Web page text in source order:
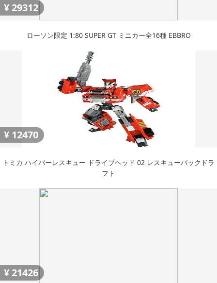
¥ 29312
ローソン限定 1:80 SUPER GT ミニカー全16種 EBBRO
¥ 12470
トミカ ハイパーレスキュー ドライブヘッド 02 レスキューバックドラ
フト
¥ 21426